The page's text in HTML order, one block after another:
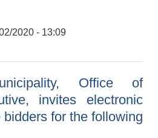
2020 - 13:09
Office of
invites electronic
for the following